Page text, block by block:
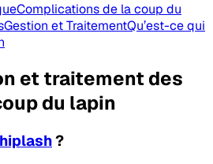
Complications de la coup du
Gestion et TraitementQu’est-ce qui
et traitement des
du lapin
?